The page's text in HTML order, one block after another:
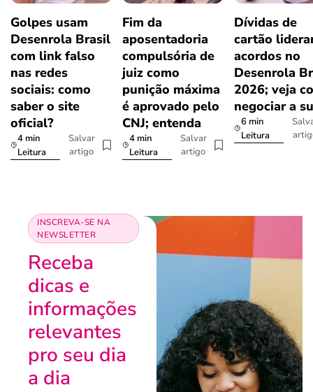
Golpes usam
Desenrola Brasil
com link falso
nas redes
sociais: como
saber o site
oficial?
4 min
Leitura
Salvar
artigo
Fim da
aposentadoria
compulsória de
juiz como
punição máxima
é aprovado pelo
CNJ; entenda
4 min
Leitura
Salvar
artigo
Dívidas de
cartão
acordos no
Desenrola
2026; veja
negociar a
6 min
Leitura
INSCREVA-SE NA
NEWSLETTER
Receba
dicas e
informações
relevantes
pro seu dia
a dia